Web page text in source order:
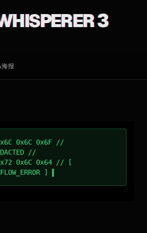
3
海报
0x6C 0x6F //
//
0x6C 0x64 // [
]